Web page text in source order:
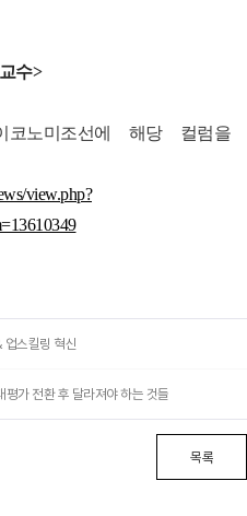
수>
코노미조선에 해당 컬럼을
view.php?
스킬링 혁신
가 전환 후 달라져야 하는 것들
목록